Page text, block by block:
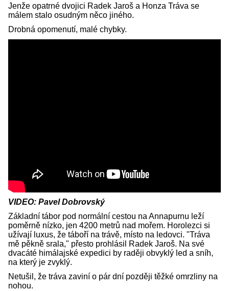
Jenže opatrné dvojici Radek Jaroš a Honza Tráva se
málem stalo osudným něco jiného.
Drobná opomenutí, malé chybky.
VIDEO: Pavel Dobrovský
Základní tábor pod normální cestou na Annapurnu leží
poměrně nízko, jen 4200 metrů nad mořem. Horolezci si
užívají luxus, že táboří na trávě, místo na ledovci. "Tráva
mě pěkně srala," přesto prohlásil Radek Jaroš. Na své
dvacáté himálajské expedici by raději obvyklý led a sníh,
na který je zvyklý.
Netušil, že tráva zaviní o pár dní později těžké omrzliny na
nohou.